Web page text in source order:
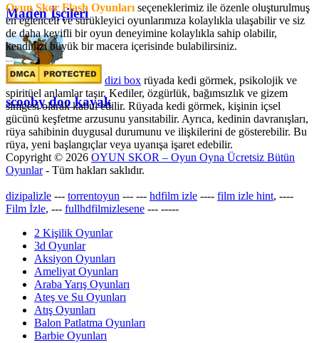
Maden İşçileri
scooby doo kayak
Oyun Skor Flash Oyunları seçeneklerimiz ile özenle oluşturulmuş
en eğlenceli ve sürükleyici oyunlarımıza kolaylıkla ulaşabilir ve siz
de daha keyifli bir oyun deneyimine kolaylıkla sahip olabilir,
kendinizi büyük bir macera içerisinde bulabilirsiniz.
dizi box rüyada kedi görmek​, psikolojik ve
spiritüel anlamlar taşır. Kediler, özgürlük, bağımsızlık ve gizem
simgesi olarak kabul edilir. Rüyada kedi görmek, kişinin içsel
gücünü keşfetme arzusunu yansıtabilir. Ayrıca, kedinin davranışları,
rüya sahibinin duygusal durumunu ve ilişkilerini de gösterebilir. Bu
rüya, yeni başlangıçlar veya uyanışa işaret edebilir.
Copyright © 2026 OYUN SKOR – Oyun Oyna Ücretsiz Bütün
Oyunlar- Tüm hakları saklıdır.
dizipalizle --- torrentoyun --- --- hdfilm izle ---- film izle hint, ----
Film İzle, --- fullhdfilmizlesene --- -----
2 Kişilik Oyunlar
3d Oyunlar
Aksiyon Oyunları
Ameliyat Oyunları
Araba Yarış Oyunları
Ateş ve Su Oyunları
Atış Oyunları
Balon Patlatma Oyunları
Barbie Oyunları